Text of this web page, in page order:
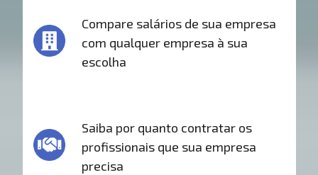
Compare salários de sua empresa
com qualquer empresa à sua
escolha
Saiba por quanto contratar os
profissionais que sua empresa
precisa